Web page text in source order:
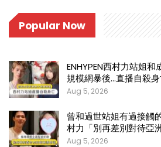
Popular Now
ENHYPEN西村力站姐
規模網暴後…直播自殺
Aug 5, 2026
曾和過世站姐有過接觸
村力「別再差別對待亞
Aug 5, 2026